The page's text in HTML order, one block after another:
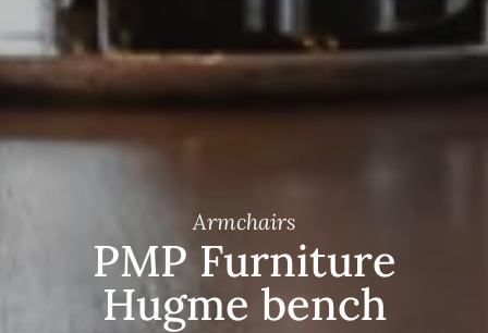
Armchairs
PMP Furniture
Hugme bench